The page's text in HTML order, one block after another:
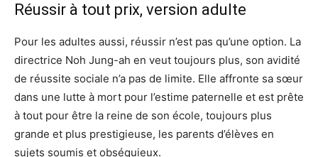
Réussir à tout prix, version adulte
Pour les adultes aussi, réussir n’est pas qu’une option. La
directrice Noh Jung-ah en veut toujours plus, son avidité
de réussite sociale n’a pas de limite. Elle affronte sa sœur
dans une lutte à mort pour l’estime paternelle et est prête
à tout pour être la reine de son école, toujours plus
grande et plus prestigieuse, les parents d’élèves en
sujets soumis et obséquieux.